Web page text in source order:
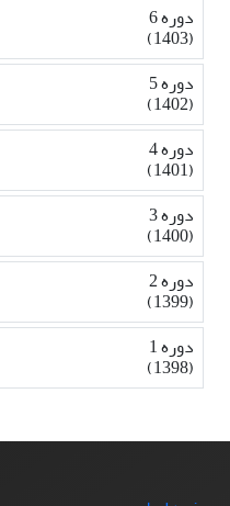
دوره 6
(1403)
دوره 5
(1402)
دوره 4
(1401)
دوره 3
(1400)
دوره 2
(1399)
دوره 1
(1398)